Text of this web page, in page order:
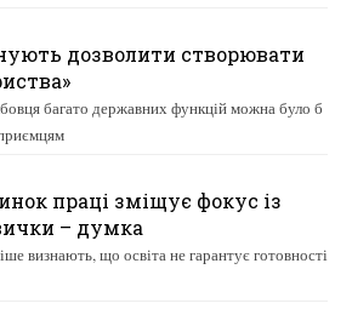
дозволити створювати
багато державних функцій можна було б
праці зміщує фокус із
– думка
визнають, що освіта не гарантує готовності